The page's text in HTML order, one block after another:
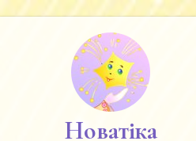
Новатіка